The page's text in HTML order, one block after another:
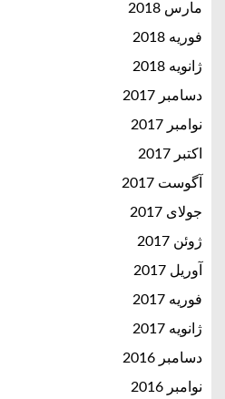
مارس 2018
فوریه 2018
ژانویه 2018
دسامبر 2017
نوامبر 2017
اکتبر 2017
آگوست 2017
جولای 2017
ژوئن 2017
آوریل 2017
فوریه 2017
ژانویه 2017
دسامبر 2016
نوامبر 2016